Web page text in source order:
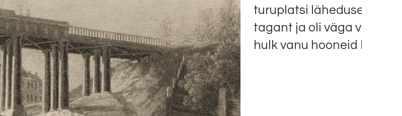
turuplatsi lähedusest,
tagant ja oli väga vilka
hulk vanu hooneid hävis